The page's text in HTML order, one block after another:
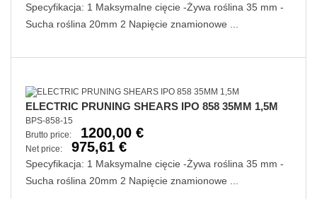
Specyfikacja: 1 Maksymalne cięcie -Żywa roślina 35 mm -
Sucha roślina 20mm 2 Napięcie znamionowe ...
ELECTRIC PRUNING SHEARS IPO 858 35MM 1,5M
BPS-858-15
Brutto price:
1200,00 €
Net price: 975,61 €
Specyfikacja: 1 Maksymalne cięcie -Żywa roślina 35 mm -
Sucha roślina 20mm 2 Napięcie znamionowe ...